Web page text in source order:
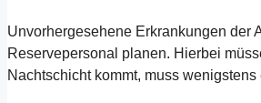
Unvorhergesehene Erkrankungen der
Reservepersonal planen. Hierbei
Nachtschicht kommt, muss